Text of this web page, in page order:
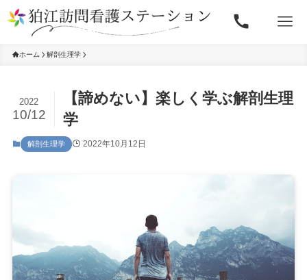
ホーム 解剖生理学
【諦めない】楽しく学ぶ解剖生理
学
2022
10/12
解剖生理学 2022年10月12日